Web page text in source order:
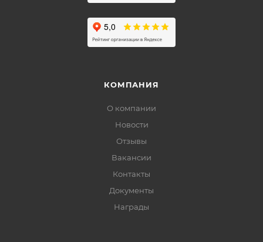
КОМПАНИЯ
О компании
Новости
Отзывы
Вакансии
Контакты
Документы
Награды